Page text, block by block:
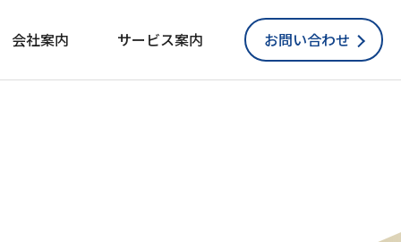
会社案内 サービス案内 お問い合わせ